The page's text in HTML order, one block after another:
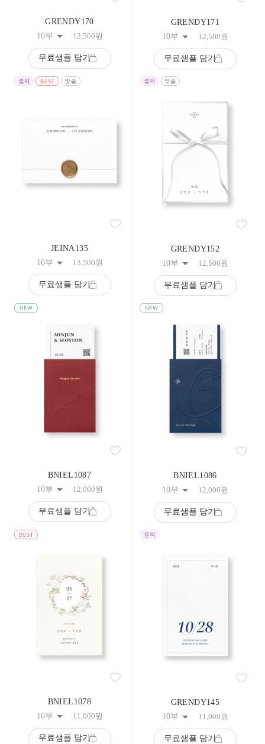
GRENDY170
10부
12,500원
무료샘플 담기
GRENDY171
10부
12,500원
무료샘플 담기
JEINA135
10부
13,500원
무료샘플 담기
GRENDY152
10부
12,500원
무료샘플 담기
BNIEL1087
10부
12,000원
무료샘플 담기
BNIEL1086
10부
12,000원
무료샘플 담기
BNIEL1078
10부
11,000원
무료샘플 담기
GRENDY145
10부
11,000원
무료샘플 담기